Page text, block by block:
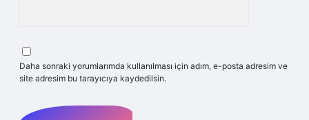
Daha sonraki yorumlarımda kullanılması için adım, e-posta adresim ve
site adresim bu tarayıcıya kaydedilsin.